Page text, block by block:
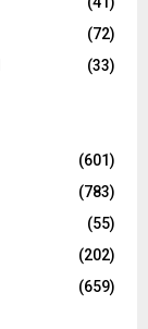
(72)
(33)
(601)
(783)
(55)
(202)
(659)